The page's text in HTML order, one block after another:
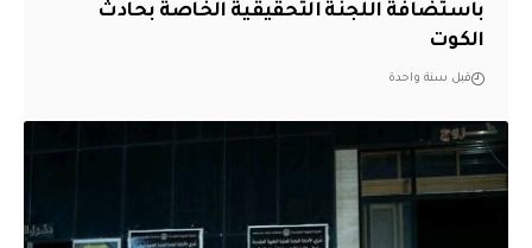
باستضافة اللجنة التحقيقية الخاصة بحادث
الكوت
قبل سنة واحدة